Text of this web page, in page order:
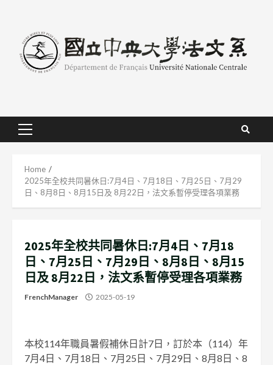
content
Primary
Home
2025年全校共同暑休日:7月4日、7月18日、7月25日、7月29
日、8月8日、8月15日及 8月22日，法文系暫停受理各項業務
2025年全校共同暑休日:7月4日、7月18
日、7月25日、7月29日、8月8日、8月15
日及 8月22日，法文系暫停受理各項業務
FrenchManager 2025-05-19
本校114年職員暑假補休日計7日，訂於本（114）年
7月4日、7月18日、7月25日、7月29日、8月8日、8